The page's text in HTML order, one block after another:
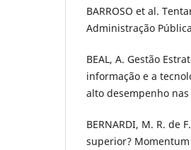
BARROSO et al.
Administração
BEAL, A. Gestão
informação e a
alto desempenho nas
BERNARDI, M. R. de
superior? Momentum